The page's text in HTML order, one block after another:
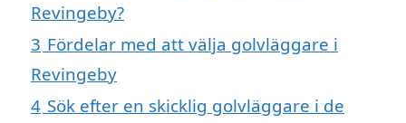
Revingeby?
3 Fördelar med att välja golvläggare i
Revingeby
4 Sök efter en skicklig golvläggare i de